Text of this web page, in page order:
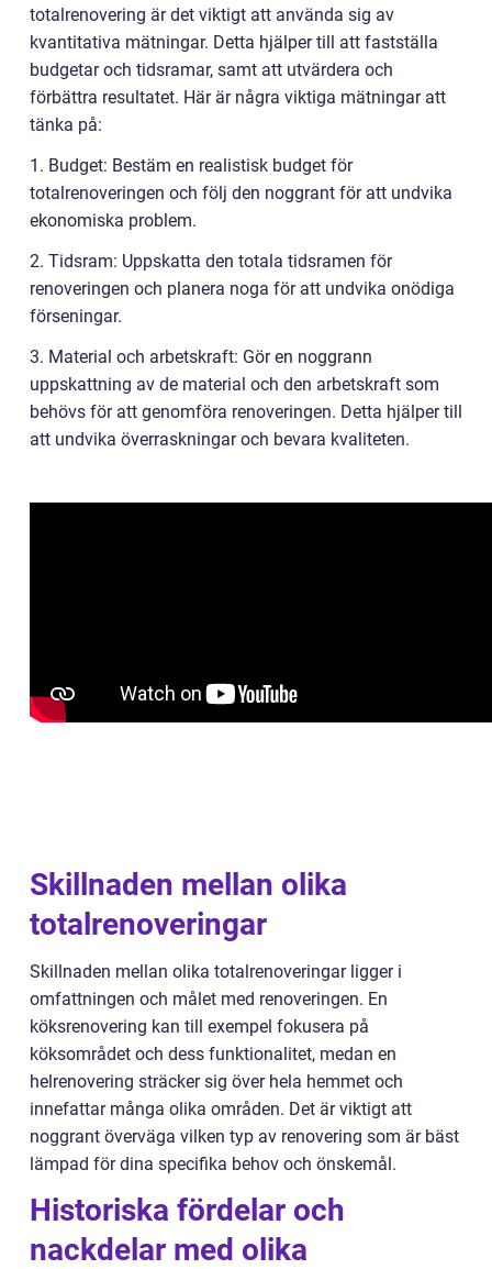
totalrenovering är det viktigt att använda sig av
kvantitativa mätningar. Detta hjälper till att fastställa
budgetar och tidsramar, samt att utvärdera och
förbättra resultatet. Här är några viktiga mätningar att
tänka på:
1. Budget: Bestäm en realistisk budget för
totalrenoveringen och följ den noggrant för att undvika
ekonomiska problem.
2. Tidsram: Uppskatta den totala tidsramen för
renoveringen och planera noga för att undvika onödiga
förseningar.
3. Material och arbetskraft: Gör en noggrann
uppskattning av de material och den arbetskraft som
behövs för att genomföra renoveringen. Detta hjälper till
att undvika överraskningar och bevara kvaliteten.
Skillnaden mellan olika
totalrenoveringar
Skillnaden mellan olika totalrenoveringar ligger i
omfattningen och målet med renoveringen. En
köksrenovering kan till exempel fokusera på
köksområdet och dess funktionalitet, medan en
helrenovering sträcker sig över hela hemmet och
innefattar många olika områden. Det är viktigt att
noggrant överväga vilken typ av renovering som är bäst
lämpad för dina specifika behov och önskemål.
Historiska fördelar och
nackdelar med olika